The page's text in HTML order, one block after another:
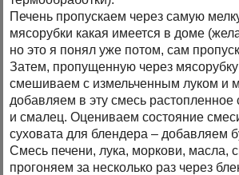
Печень пропускаем через самую
мясорубки какая имеется в доме
но это я понял уже потом, сам
Затем, пропущенную через
смешиваем с измельченным луком и
добавляем в эту смесь
и смалец. Оцениваем состояние
суховата для блендера – добавляем
Смесь печени, лука, моркови, масла,
прогоняем за несколько раз через